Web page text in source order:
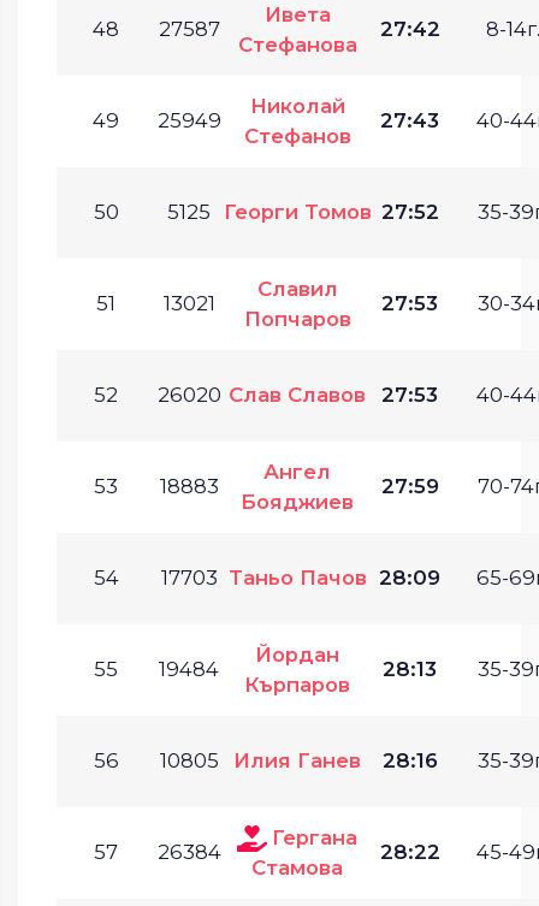
48 27587
Ивета
Стефанова
27:42 8-14г.
49 25949
Николай
Стефанов
27:43 40-
50 5125 Георги Томов 27:52 35-
51 13021
Славил
Попчаров
27:53 30-
52 26020 Слав Славов 27:53 40-
53 18883
Ангел
Бояджиев
27:59 70-
54 17703 Таньо Пачов 28:09 65-
55 19484
Йордан
Кърпаров
28:13 35-
56 10805 Илия Ганев 28:16 35-
57 26384
Гергана
Стамова
28:22 45-